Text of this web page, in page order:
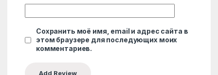
Сохранить моё имя, email и адрес сайта в
этом браузере для последующих моих
комментариев.